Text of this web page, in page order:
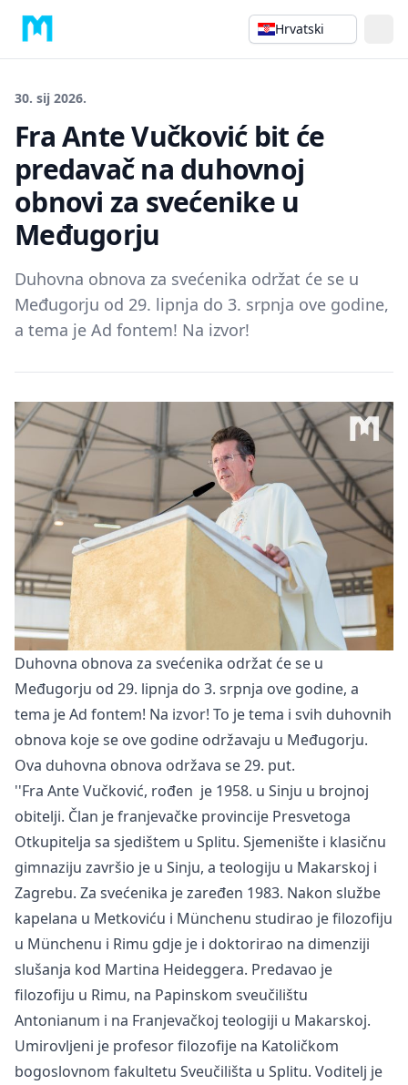
Hrvatski
30. sij 2026.
Fra Ante Vučković bit će
predavač na duhovnoj
obnovi za svećenike u
Međugorju
Duhovna obnova za svećenika održat će se u
Međugorju od 29. lipnja do 3. srpnja ove godine,
a tema je Ad fontem! Na izvor!
Duhovna obnova za svećenika održat će se u
Međugorju od 29. lipnja do 3. srpnja ove godine, a
tema je Ad fontem! Na izvor! To je tema i svih duhovnih
obnova koje se ove godine održavaju u Međugorju.
Ova duhovna obnova održava se 29. put.
''Fra Ante Vučković, rođen je 1958. u Sinju u brojnoj
obitelji. Član je franjevačke provincije Presvetoga
Otkupitelja sa sjedištem u Splitu. Sjemenište i klasičnu
gimnaziju završio je u Sinju, a teologiju u Makarskoj i
Zagrebu. Za svećenika je zaređen 1983. Nakon službe
kapelana u Metkoviću i Münchenu studirao je filozofiju
u Münchenu i Rimu gdje je i doktorirao na dimenziji
slušanja kod Martina Heideggera. Predavao je
filozofiju u Rimu, na Papinskom sveučilištu
Antonianum i na Franjevačkoj teologiji u Makarskoj.
Umirovljeni je profesor filozofije na Katoličkom
bogoslovnom fakultetu Sveučilišta u Splitu. Voditelj je